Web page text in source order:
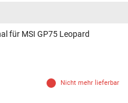
für MSI GP75 Leopard
Nicht mehr lieferbar